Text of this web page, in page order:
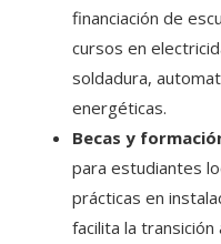
financiación de
cursos en
soldadura,
energéticas.
Becas y
para estudiantes
prácticas en
facilita la